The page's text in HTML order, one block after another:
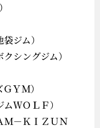
ジム）
シングジム）
ＹＭ）
ＷＯＬＦ）
Ｍ－ＫＩＺＵＮ